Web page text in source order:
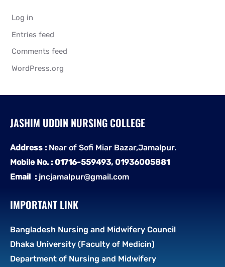
Log in
Entries feed
Comments feed
WordPress.org
JASHIM UDDIN NURSING COLLEGE
Address : Near of Sofi Miar Bazar,Jamalpur.
Mobile No. : 01716-559493, 01936005881
Email : jncjamalpur@gmail.com
IMPORTANT LINK
Bangladesh Nursing and Midwifery Council
Dhaka University (Faculty of Medicin)
Department of Nursing and Midwifery